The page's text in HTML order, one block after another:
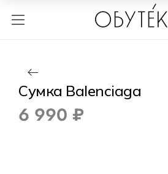
Сумка Balenciaga
6 990 ₽